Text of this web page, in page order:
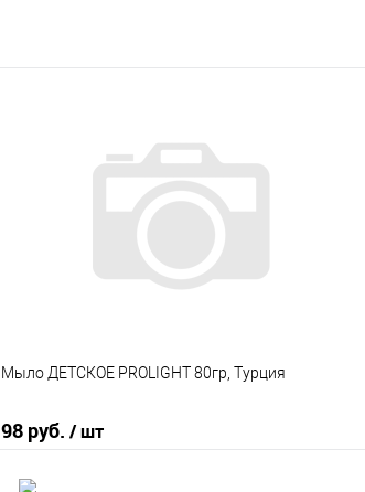
Мыло ДЕТСКОЕ PROLIGHT 80гр, Турция
98 руб. / шт